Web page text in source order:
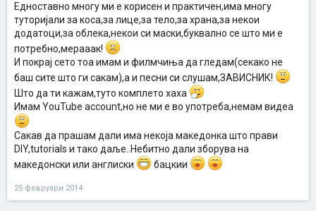
Едноставно многу ми е корисен и практичен,има многу
туторијали за коса,за лице,за тело,за храна,за некои
додатоци,за облека,некои си маски,буквално се што ми е
потребно,мерааак!
И покрај сето тоа имам и филмчиња да гледам(секако не
баш сите што ги сакам),а и песни си слушам,ЗАВИСНИК!
Што да ти кажам,туто комплето хаха
Имам YouTube account,но не ми е во употреба,немам видеа
Сакав да прашам дали има некоја македонка што прави
DIY,tutorials и тако даље..Небитно дали зборува на
македонски или англиски
бацкии
25 февруари 2014